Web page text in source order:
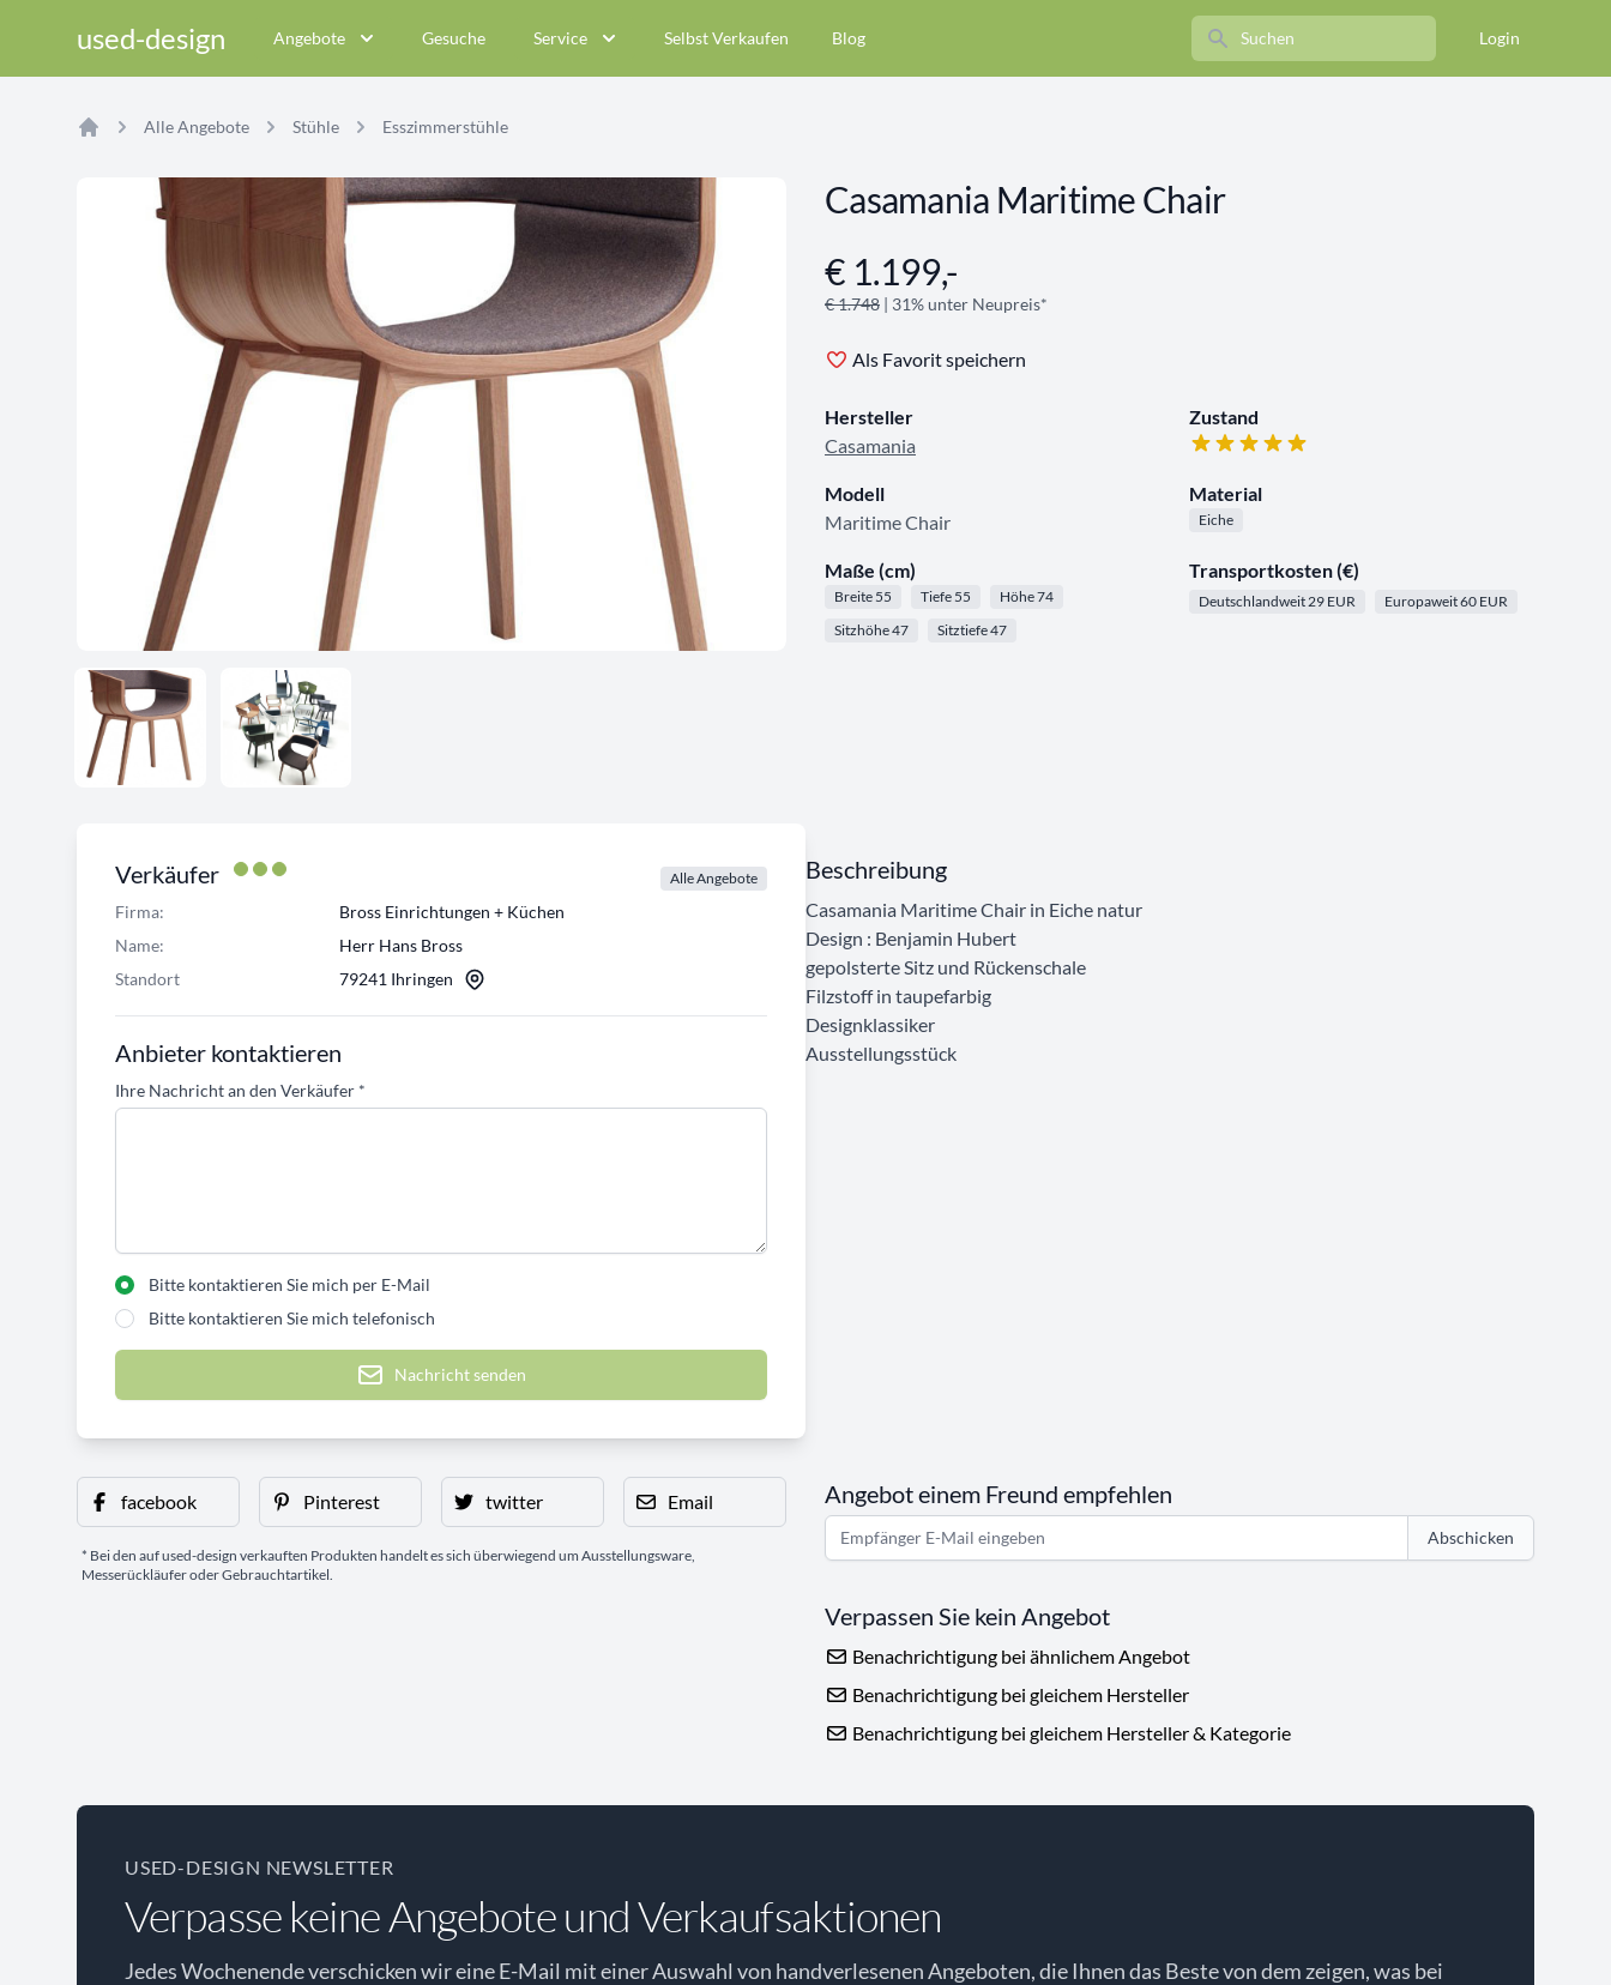
used-design Angebote Gesuche Service Selbst Verkaufen Blog Search Login
Alle Angebote Stühle Esszimmerstühle
Casamania Maritime Chair
Angebotsinformationen
€ 1.199,-
€ 1.748 | 31% unter Neupreis*
Als Favorit speichern
Hersteller
Casamania
Zustand
Modell
Maritime Chair
Material
Eiche
Maße (cm)
Breite 55 Tiefe 55
Höhe 74
Sitzhöhe 47
Sitztiefe 47
Transportkosten (€)
Deutschlandweit 29 EUR Europaweit 60 EUR
Verkäufer Alle Angebote
Firma:
Bross Einrichtungen + Küchen
Name:
Herr Hans Bross
Standort
79241 Ihringen
Anbieter kontaktieren
Ihre Nachricht an den Verkäufer *
Bitte kontaktieren Sie mich per E-Mail
Bitte kontaktieren Sie mich telefonisch
Nachricht senden
Beschreibung
Casamania Maritime Chair in Eiche natur
Design : Benjamin Hubert
gepolsterte Sitz und Rückenschale
Filzstoff in taupefarbig
Designklassiker
Ausstellungsstück
facebook Pinterest twitter Email
* Bei den auf used-design verkauften Produkten handelt es sich überwiegend um Ausstellungsware,
Messerückläufer oder Gebrauchtartikel.
Angebot einem Freund empfehlen
Abschicken
Verpassen Sie kein Angebot
Benachrichtigung bei ähnlichem Angebot
Benachrichtigung bei gleichem Hersteller
Benachrichtigung bei gleichem Hersteller & Kategorie
USED-DESIGN NEWSLETTER
Verpasse keine Angebote und Verkaufsaktionen
Jedes Wochenende verschicken wir eine E-Mail mit einer Auswahl von handverlesenen Angeboten, die Ihnen das Beste von dem zeigen, was bei